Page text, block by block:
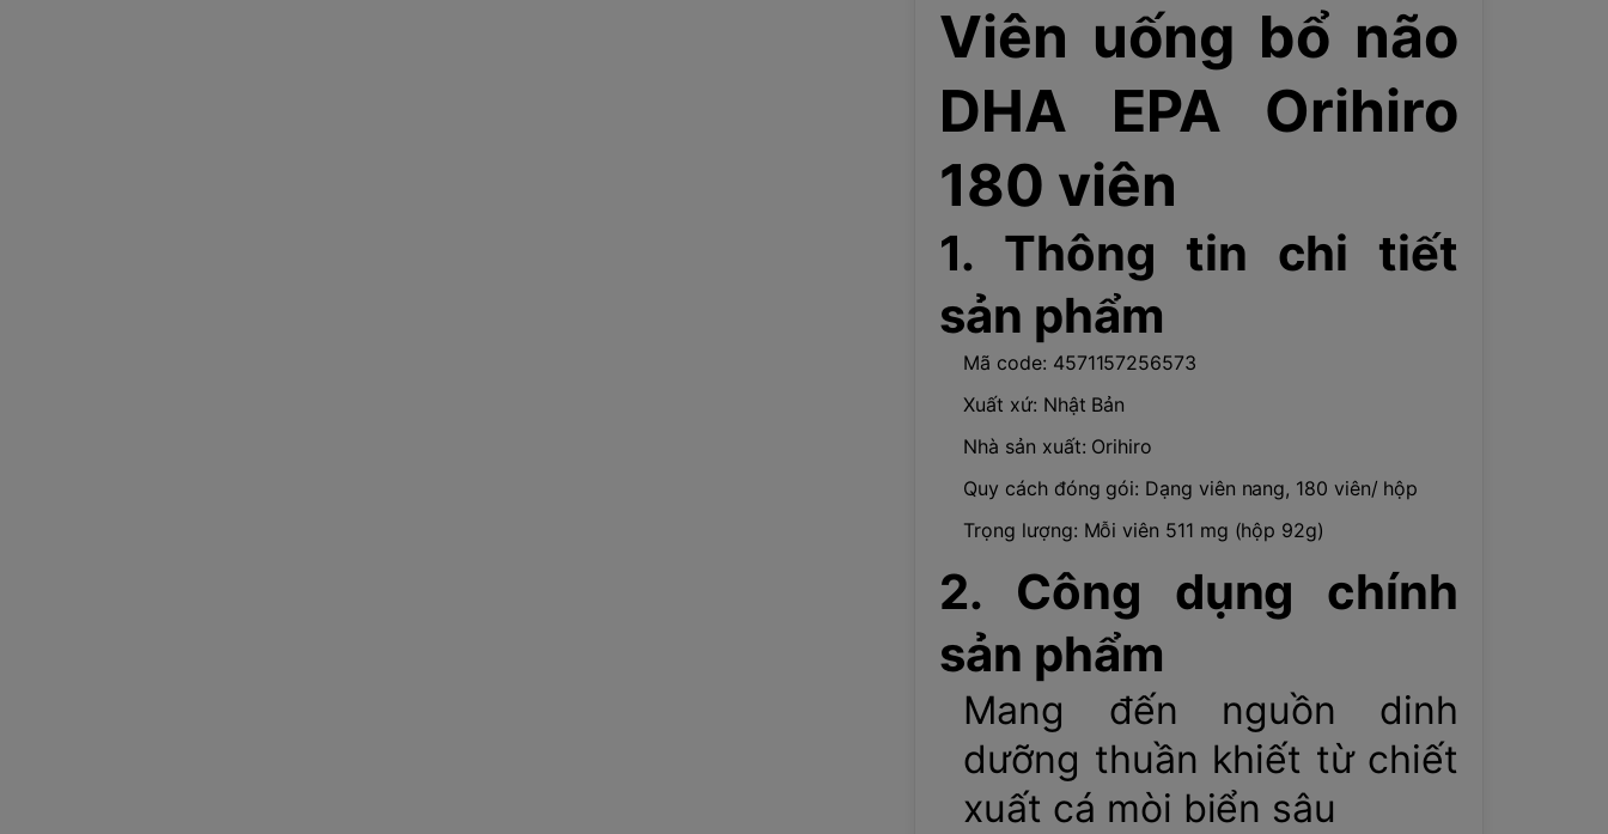
Viên uống bổ não
DHA EPA Orihiro
180 viên
1. Thông tin chi tiết
sản phẩm
Mã code: 4571157256573
Xuất xứ: Nhật Bản
Nhà sản xuất: Orihiro
Quy cách đóng gói: Dạng viên nang, 180 viên/ hộp
Trọng lượng: Mỗi viên 511 mg (hộp 92g)
2. Công dụng chính
sản phẩm
Mang đến nguồn dinh
dưỡng thuần khiết từ chiết
xuất cá mòi biển sâu